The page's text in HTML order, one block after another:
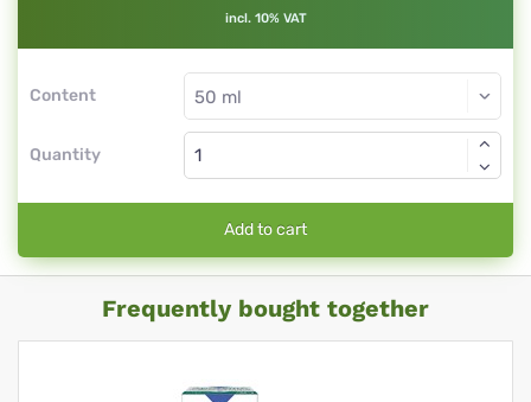
incl. 10% VAT
Content
Quantity
Add to cart
Frequently bought together